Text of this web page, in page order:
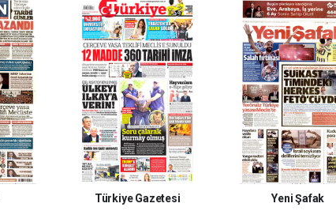
Türkiye Gazetesi Yeni Şafak